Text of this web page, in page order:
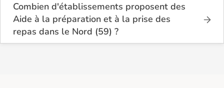
Combien d'établissements proposent des
Aide à la préparation et à la prise des
repas dans le Nord (59) ?
Sur le site Logement-seniors.com, on recense